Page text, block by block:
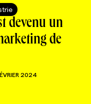
devenu un
de
2024